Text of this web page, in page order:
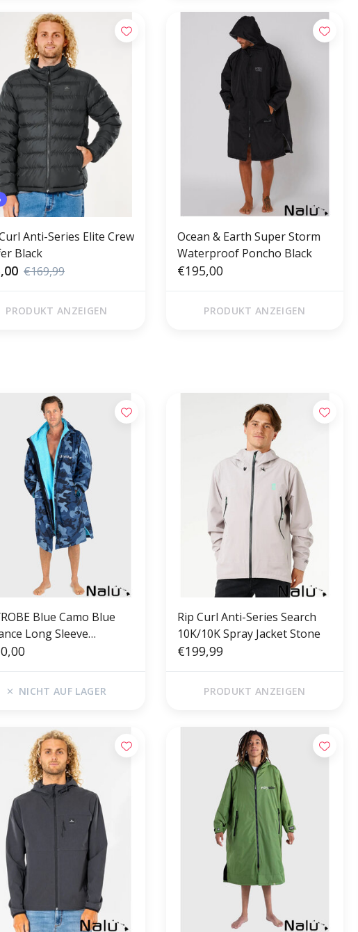
Anti-Series Elite Crew
Black
€169,99
PRODUKT ANZEIGEN
Ocean & Earth Super Storm
Waterproof Poncho Black
€195,00
PRODUKT ANZEIGEN
Blue Camo Blue
Long Sleeve
Outdoor
NICHT AUF LAGER
Rip Curl Anti-Series Search
10K/10K Spray Jacket Stone
€199,99
PRODUKT ANZEIGEN